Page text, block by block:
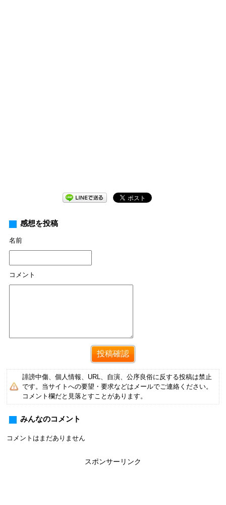
感想を投稿
名前
コメント
誹謗中傷、個人情報、URL、自演、公序良俗に反する投稿は禁止
です。当サイトへの要望・要求などはメールでご連絡ください。
コメント欄だと見落とすことがあります。
みんなのコメント
コメントはまだありません
スポンサーリンク